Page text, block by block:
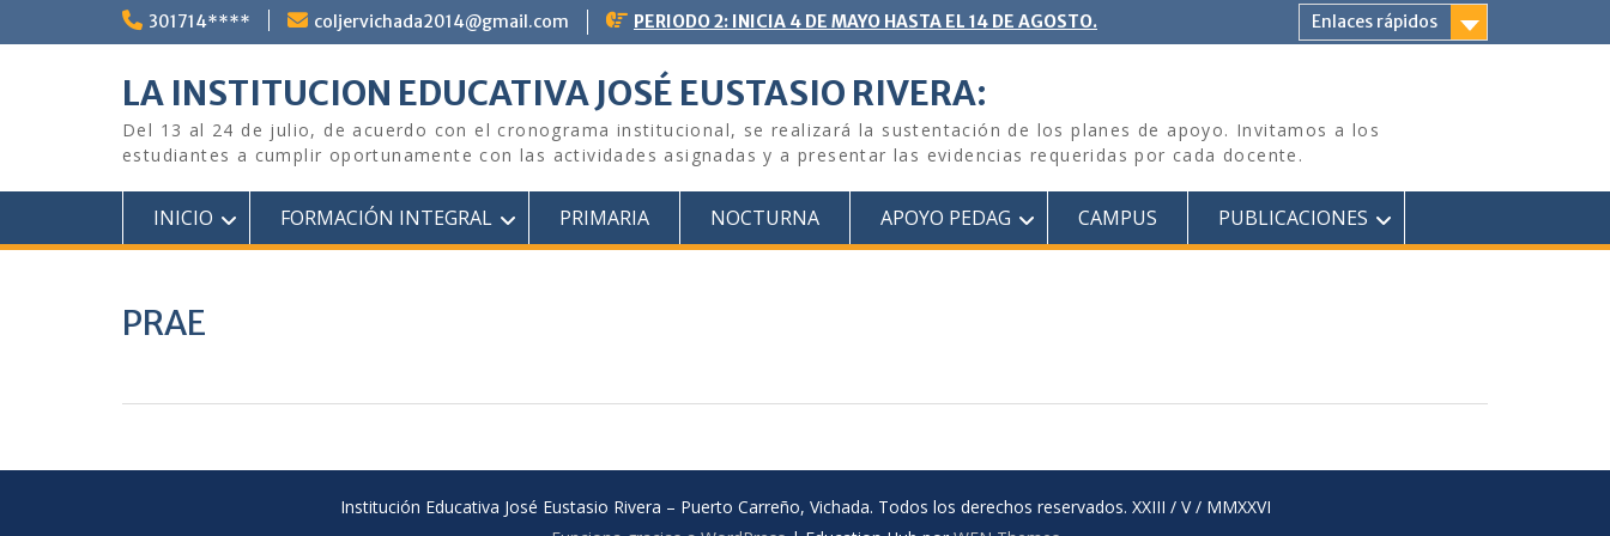
301714**** coljervichada2014@gmail.com PERIODO 2: INICIA 4 DE MAYO HASTA EL 14 DE AGOSTO. Enlaces rápidos
LA INSTITUCION EDUCATIVA JOSÉ EUSTASIO RIVERA:
Del 13 al 24 de julio, de acuerdo con el cronograma institucional, se realizará la sustentación de los planes de apoyo. Invitamos a los
estudiantes a cumplir oportunamente con las actividades asignadas y a presentar las evidencias requeridas por cada docente.
INICIO FORMACIÓN INTEGRAL PRIMARIA NOCTURNA APOYO PEDAG CAMPUS PUBLICACIONES
PRAE
Institución Educativa José Eustasio Rivera – Puerto Carreño, Vichada. Todos los derechos reservados. XXIII / V / MMXXVI